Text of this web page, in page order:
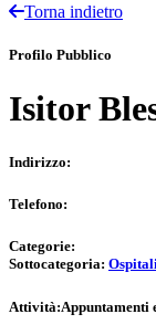
Torna indietro
Profilo Pubblico
Isitor
Indirizzo:
Telefono:
Categorie:
Sottocategoria:
Attività:Appuntamenti